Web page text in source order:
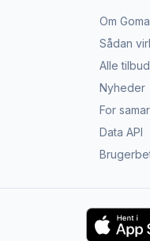
Om Goma
Sådan
Alle tilbud
Nyheder
For
Data API